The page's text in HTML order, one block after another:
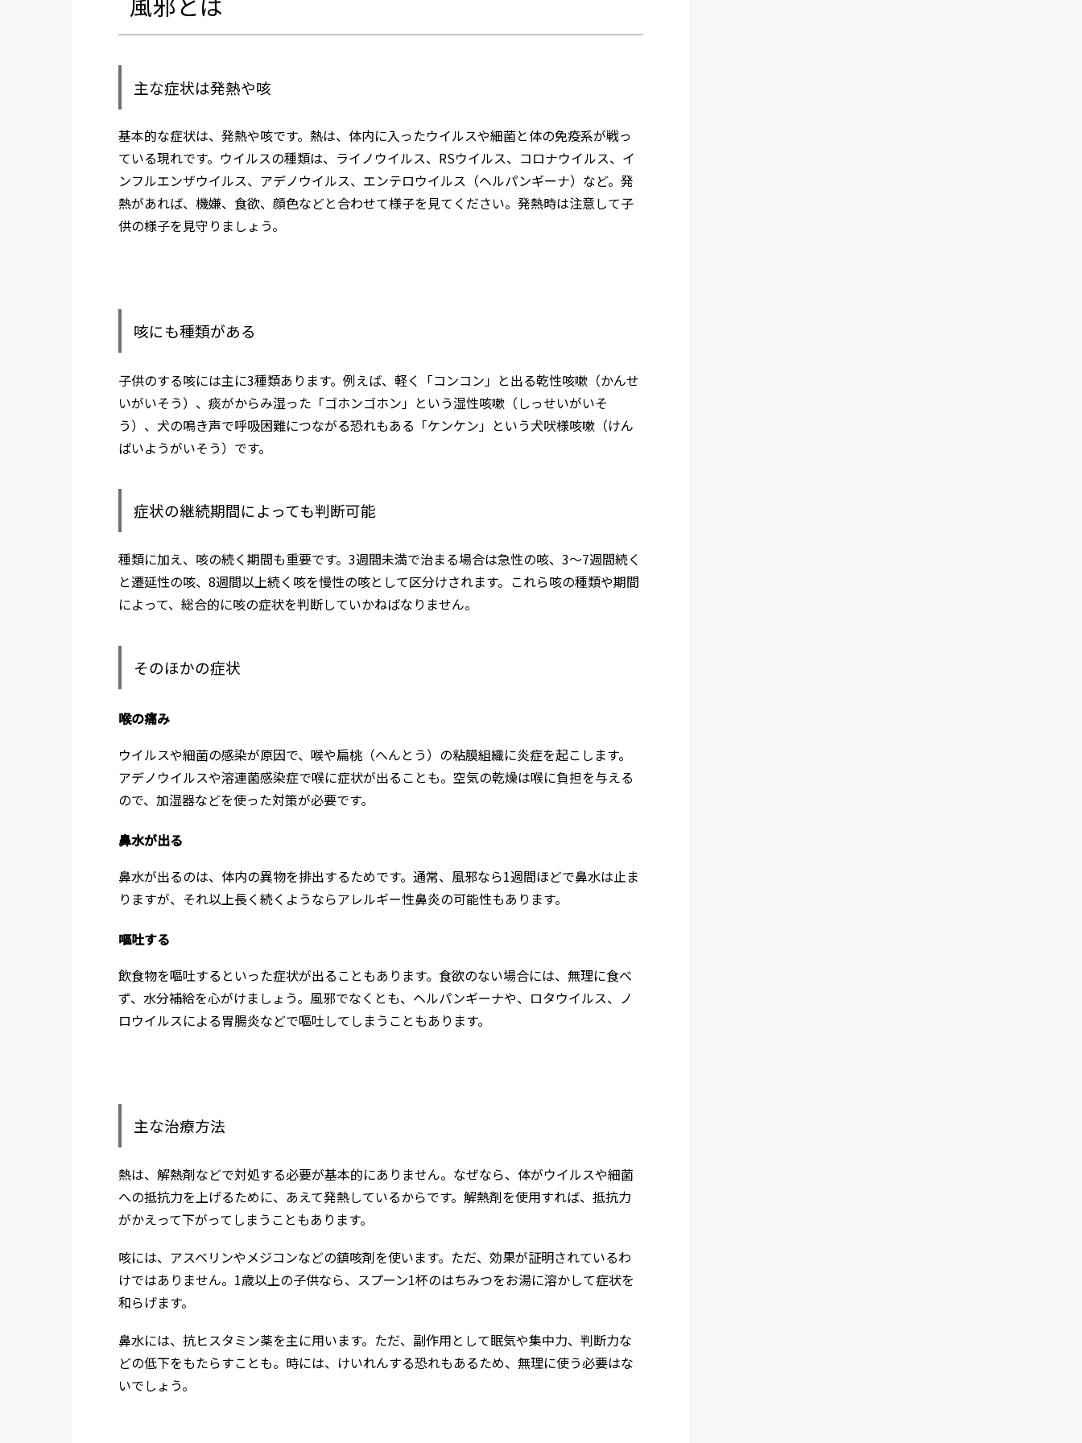
主な症状は発熱や咳
基本的な症状は、発熱や咳です。熱は、体内に入ったウイルスや細菌と体の免疫系が戦っ
ている現れです。ウイルスの種類は、ライノウイルス、RSウイルス、コロナウイルス、イ
ンフルエンザウイルス、アデノウイルス、エンテロウイルス（ヘルパンギーナ）など。発
熱があれば、機嫌、食欲、顔色などと合わせて様子を見てください。発熱時は注意して子
供の様子を見守りましょう。
咳にも種類がある
子供のする咳には主に3種類あります。例えば、軽く「コンコン」と出る乾性咳嗽（かんせ
いがいそう）、痰がからみ湿った「ゴホンゴホン」という湿性咳嗽（しっせいがいそ
う）、犬の鳴き声で呼吸困難につながる恐れもある「ケンケン」という犬吠様咳嗽（けん
ばいようがいそう）です。
症状の継続期間によっても判断可能
種類に加え、咳の続く期間も重要です。3週間未満で治まる場合は急性の咳、3～7週間続く
と遷延性の咳、8週間以上続く咳を慢性の咳として区分けされます。これら咳の種類や期間
によって、総合的に咳の症状を判断していかねばなりません。
そのほかの症状
喉の痛み
ウイルスや細菌の感染が原因で、喉や扁桃（へんとう）の粘膜組織に炎症を起こします。
アデノウイルスや溶連菌感染症で喉に症状が出ることも。空気の乾燥は喉に負担を与える
ので、加湿器などを使った対策が必要です。
鼻水が出る
鼻水が出るのは、体内の異物を排出するためです。通常、風邪なら1週間ほどで鼻水は止ま
りますが、それ以上長く続くようならアレルギー性鼻炎の可能性もあります。
嘔吐する
飲食物を嘔吐するといった症状が出ることもあります。食欲のない場合には、無理に食べ
ず、水分補給を心がけましょう。風邪でなくとも、ヘルパンギーナや、ロタウイルス、ノ
ロウイルスによる胃腸炎などで嘔吐してしまうこともあります。
主な治療方法
熱は、解熱剤などで対処する必要が基本的にありません。なぜなら、体がウイルスや細菌
への抵抗力を上げるために、あえて発熱しているからです。解熱剤を使用すれば、抵抗力
がかえって下がってしまうこともあります。
咳には、アスベリンやメジコンなどの鎮咳剤を使います。ただ、効果が証明されているわ
けではありません。1歳以上の子供なら、スプーン1杯のはちみつをお湯に溶かして症状を
和らげます。
鼻水には、抗ヒスタミン薬を主に用います。ただ、副作用として眠気や集中力、判断力な
どの低下をもたらすことも。時には、けいれんする恐れもあるため、無理に使う必要はな
いでしょう。